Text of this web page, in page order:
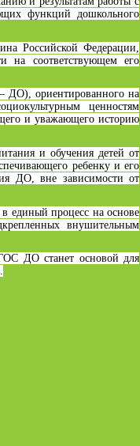
функций дошкольного
Российской Федерации,
на соответствующем его
– ДО), ориентированного на
ценностям
и уважающего историю
и обучения детей от
ребенку и его
ДО, вне зависимости от
единый процесс на основе
внушительным
ДО станет основой для